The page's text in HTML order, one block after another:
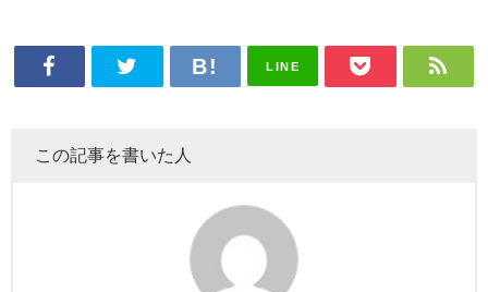
LINE
この記事を書いた人